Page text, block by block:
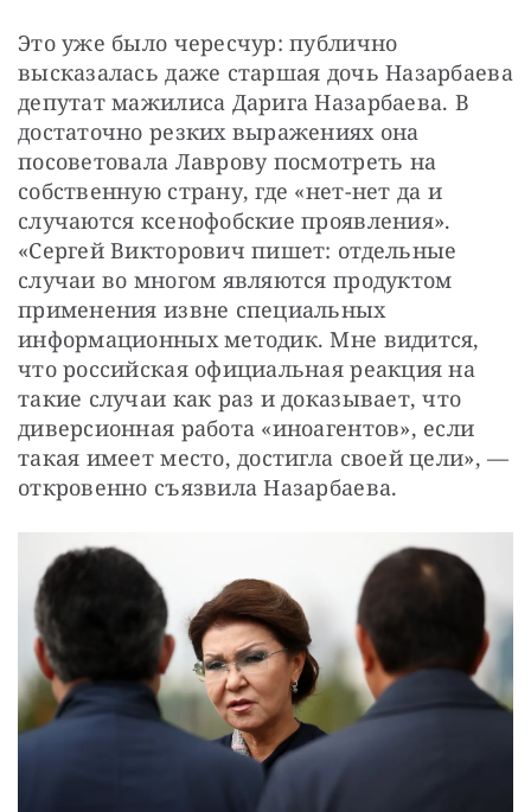
Это уже было чересчур: публично
высказалась даже старшая дочь Назарбаева
депутат мажилиса Дарига Назарбаева. В
достаточно резких выражениях она
посоветовала Лаврову посмотреть на
собственную страну, где «нет-нет да и
случаются ксенофобские проявления».
«Сергей Викторович пишет: отдельные
случаи во многом являются продуктом
применения извне специальных
информационных методик. Мне видится,
что российская официальная реакция на
такие случаи как раз и доказывает, что
диверсионная работа «иноагентов», если
такая имеет место, достигла своей цели», —
откровенно съязвила Назарбаева.